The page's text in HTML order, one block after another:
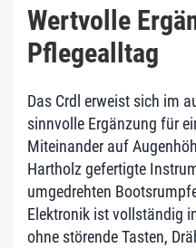
Wertvolle
Pflegealltag
Das Crdl erweist sich im
sinnvolle Ergänzung für
Miteinander auf
Hartholz gefertigte
umgedrehten
Elektronik ist vollständig
ohne störende Tasten,